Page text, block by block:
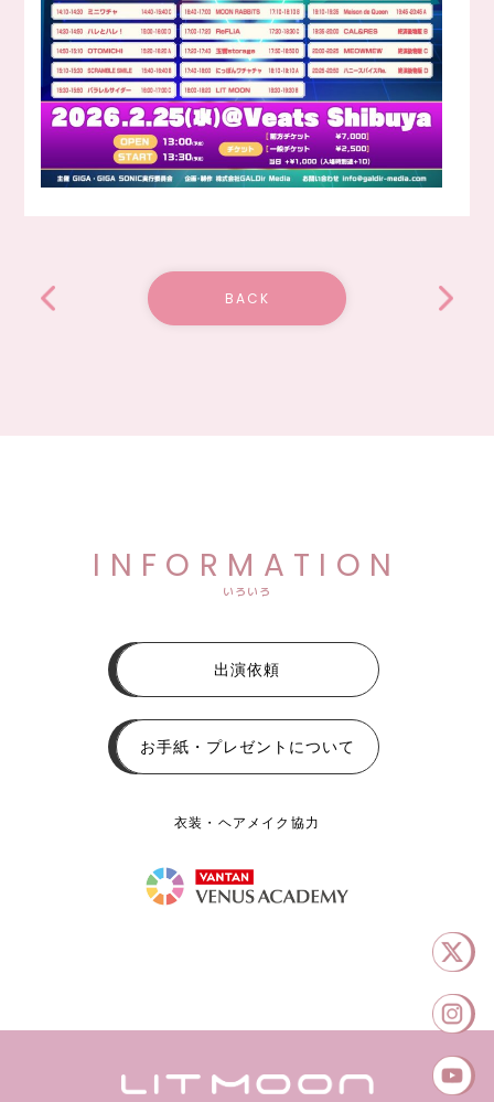
BACK
INFORMATION
いろいろ
出演依頼
お手紙・プレゼントについて
衣装・ヘアメイク協力